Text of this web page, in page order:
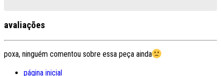
avaliações
poxa, ninguém comentou sobre essa peça ainda
página inicial